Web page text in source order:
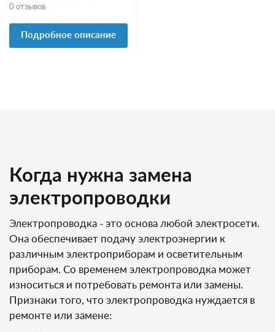
0 отзывов
Подробное описание
Когда нужна замена
электропроводки
Электропроводка - это основа любой электросети.
Она обеспечивает подачу электроэнергии к
различным электроприборам и осветительным
приборам. Со временем электропроводка может
износиться и потребовать ремонта или замены.
Признаки того, что электропроводка нуждается в
ремонте или замене: